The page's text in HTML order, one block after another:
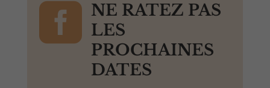

NE RATEZ PAS
LES
PROCHAINES
DATES